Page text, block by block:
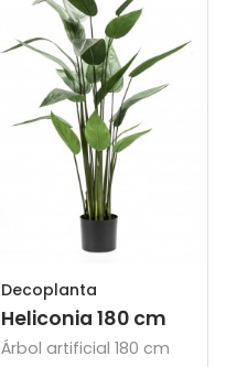
Decoplanta
Heliconia 180 cm
Árbol artificial 180 cm